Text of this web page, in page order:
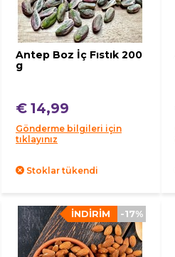
Antep Boz İç Fıstık 200
g
€ 14,99
Gönderme bilgileri için
tıklayınız
Stoklar tükendi
-17%
İNDIRIM